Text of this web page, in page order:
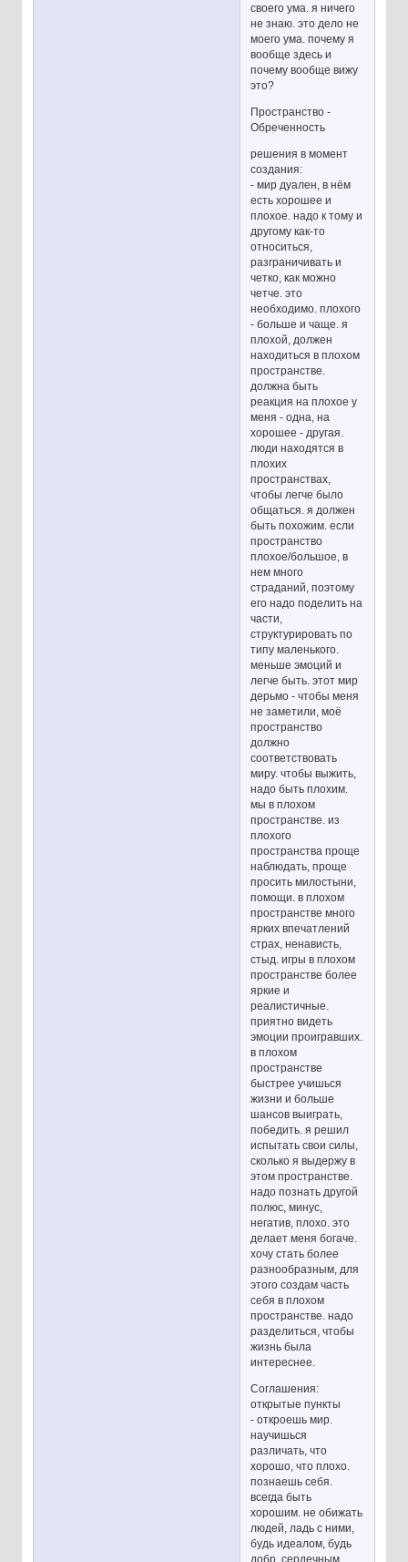
своего ума. я ничего
не знаю. это дело не
моего ума. почему я
вообще здесь и
почему вообще вижу
это?
Пространство -
Обреченность
решения в момент
создания:
- мир дуален, в нём
есть хорошее и
плохое. надо к тому и
другому как-то
относиться,
разграничивать и
четко, как можно
четче. это
необходимо. плохого
- больше и чаще. я
плохой, должен
находиться в плохом
пространстве.
должна быть
реакция на плохое у
меня - одна, на
хорошее - другая.
люди находятся в
плохих
пространствах,
чтобы легче было
общаться. я должен
быть похожим. если
пространство
плохое/большое, в
нем много
страданий, поэтому
его надо поделить на
части,
структурировать по
типу маленького.
меньше эмоций и
легче быть. этот мир
дерьмо - чтобы меня
не заметили, моё
пространство
должно
соответствовать
миру. чтобы выжить,
надо быть плохим.
мы в плохом
пространстве. из
плохого
пространства проще
наблюдать, проще
просить милостыни,
помощи. в плохом
пространстве много
ярких впечатлений
страх, ненависть,
стыд. игры в плохом
пространстве более
яркие и
реалистичные.
приятно видеть
эмоции проигравших.
в плохом
пространстве
быстрее учишься
жизни и больше
шансов выиграть,
победить. я решил
испытать свои силы,
сколько я выдержу в
этом пространстве.
надо познать другой
полюс, минус,
негатив, плохо. это
делает меня богаче.
хочу стать более
разнообразным, для
этого создам часть
себя в плохом
пространстве. надо
разделиться, чтобы
жизнь была
интереснее.
Соглашения:
открытые пункты
- откроешь мир.
научишься
различать, что
хорошо, что плохо.
познаешь себя.
всегда быть
хорошим. не обижать
людей, ладь с ними,
будь идеалом, будь
добр, сердечным,